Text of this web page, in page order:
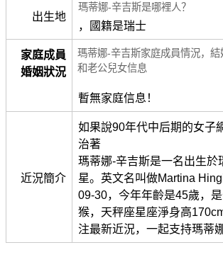
出生地
瑪蒂娜-辛吉斯是哪裡人？
，國籍是瑞士
家庭成員
婚姻狀況
瑪蒂娜-辛吉斯家庭成員情況，
和老公兒女信息
暫無家庭信息！
近況簡介
如果說90年代中后期的女子
治著
瑪蒂娜-辛吉斯是一名出生於
星。英文名叫做Martina
09-30，今年年齡是45歲，
猴，天秤座星座淨身高
注最新近況，一起支持瑪蒂